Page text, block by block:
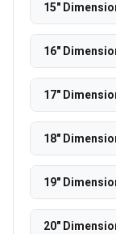
15"
16"
17"
18"
19"
20"